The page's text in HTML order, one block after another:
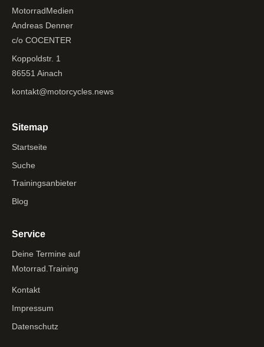
MotorradMedien
Andreas Denner
c/o COCENTER
Koppoldstr. 1
86551 Ainach
kontakt@motorcycles.news
Sitemap
Startseite
Suche
Trainingsanbieter
Blog
Service
Deine Termine auf
Motorrad.Training
Kontakt
Impressum
Datenschutz